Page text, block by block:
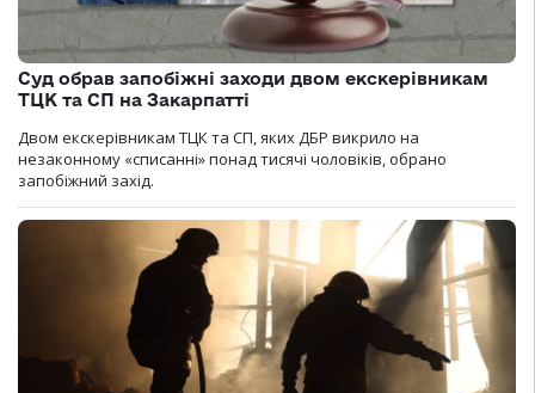
Суд обрав запобіжні заходи двом екскерівникам
ТЦК та СП на Закарпатті
Двом екскерівникам ТЦК та СП, яких ДБР викрило на
незаконному «списанні» понад тисячі чоловіків, обрано
запобіжний захід.